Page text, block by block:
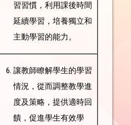
習習慣，利用課後時間
延續學習，培養獨立和
主動學習的能力。
讓教師瞭解學生的學習
情況，從而調整教學進
度及策略，提供適時回
饋，促進學生有效學